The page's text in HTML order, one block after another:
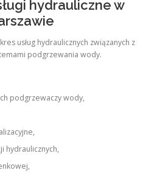
hydrauliczne w
usług hydraulicznych związanych z
podgrzewania wody.
podgrzewaczy wody,
hydraulicznych,